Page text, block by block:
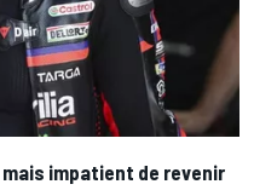
impatient de revenir